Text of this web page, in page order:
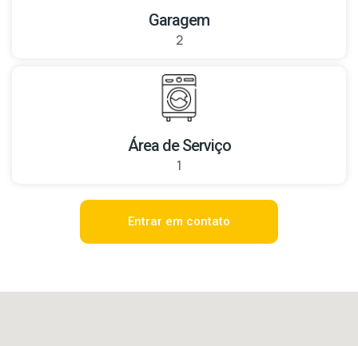
Garagem
2
Área de Serviço
1
Entrar em contato